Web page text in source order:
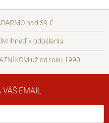
nad 39 €
ihneď k odoslaniu
už od roku 1990
VÁŠ EMAIL